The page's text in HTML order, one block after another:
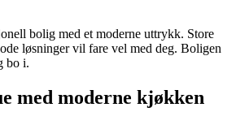
bolig med et moderne uttrykk. Store
løsninger vil fare vel med deg. Boligen
bo i.
med moderne kjøkken